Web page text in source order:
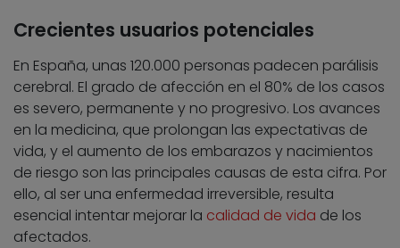
Crecientes usuarios potenciales
En España, unas 120.000 personas padecen parálisis
cerebral. El grado de afección en el 80% de los casos
es severo, permanente y no progresivo. Los avances
en la medicina, que prolongan las expectativas de
vida, y el aumento de los embarazos y nacimientos
de riesgo son las principales causas de esta cifra. Por
ello, al ser una enfermedad irreversible, resulta
esencial intentar mejorar la calidad de vida de los
afectados.